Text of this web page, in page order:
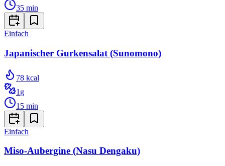
35 min
Einfach
Japanischer Gurkensalat (Sunomono)
78 kcal
1 g
15 min
Einfach
Miso-Aubergine (Nasu Dengaku)